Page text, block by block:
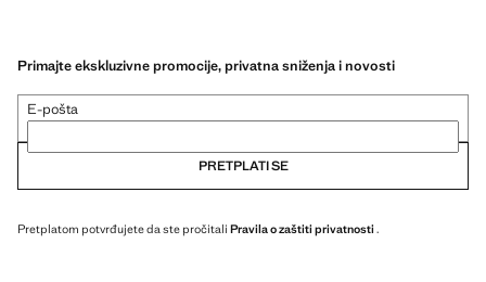
Primajte ekskluzivne promocije, privatna sniženja i novosti
E-pošta
PRETPLATI SE
Pretplatom potvrđujete da ste pročitali Pravila o zaštiti privatnosti .